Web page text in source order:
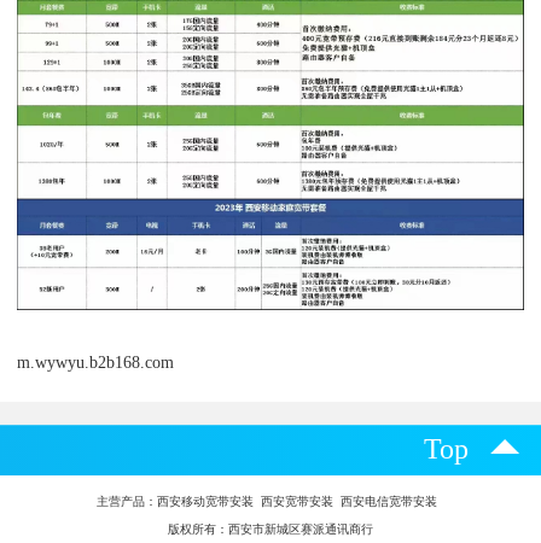
m.wywyu.b2b168.com
Top
主营产品： 西安移动宽带安装 西安宽带安装 西安电信宽带安装
版权所有：西安市新城区赛派通讯商行